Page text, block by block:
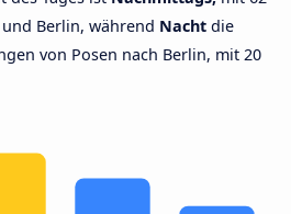
Berlin, während Nacht die
von Posen nach Berlin, mit 20